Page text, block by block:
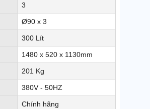
3
Ø90 x 3
300 Lít
1480 x 520 x 1130mm
201 Kg
380V - 50HZ
Chính hãng